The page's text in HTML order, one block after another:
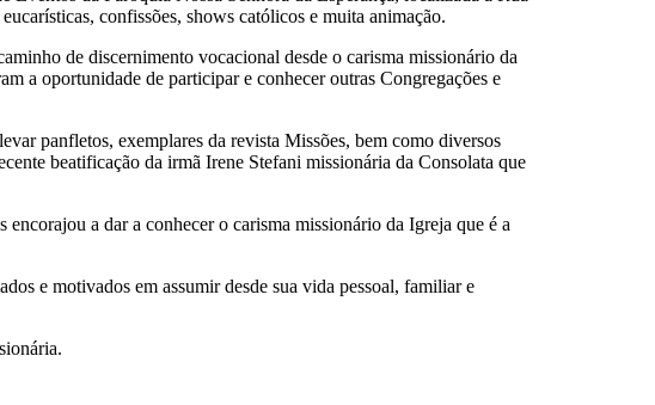
confissões, shows católicos e muita animação.
de discernimento vocacional desde o carisma missionário da
a oportunidade de participar e conhecer outras Congregações e
panfletos, exemplares da revista Missões, bem como diversos
beatificação da irmã Irene Stefani missionária da Consolata que
a dar a conhecer o carisma missionário da Igreja que é a
e motivados em assumir desde sua vida pessoal, familiar e